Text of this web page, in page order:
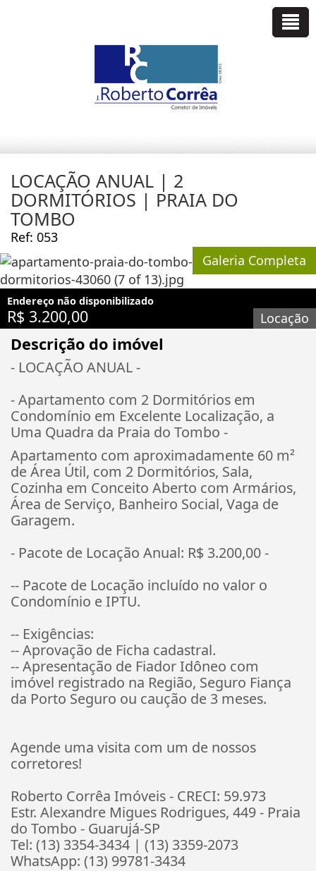
LOCAÇÃO ANUAL | 2
DORMITÓRIOS | PRAIA DO
TOMBO
Ref: 053
Galeria Completa
Endereço não disponibilizado
R$ 3.200,00 Locação
Descrição do imóvel
- LOCAÇÃO ANUAL -
- Apartamento com 2 Dormitórios em
Condomínio em Excelente Localização, a
Uma Quadra da Praia do Tombo -
Apartamento com aproximadamente 60 m²
de Área Útil, com 2 Dormitórios, Sala,
Cozinha em Conceito Aberto com Armários,
Área de Serviço, Banheiro Social, Vaga de
Garagem.
- Pacote de Locação Anual: R$ 3.200,00 -
-- Pacote de Locação incluído no valor o
Condomínio e IPTU.
-- Exigências:
-- Aprovação de Ficha cadastral.
-- Apresentação de Fiador Idôneo com
imóvel registrado na Região, Seguro Fiança
da Porto Seguro ou caução de 3 meses.
Agende uma visita com um de nossos
corretores!
Roberto Corrêa Imóveis - CRECI: 59.973
Estr. Alexandre Migues Rodrigues, 449 - Praia
do Tombo - Guarujá-SP
Tel: (13) 3354-3434 | (13) 3359-2073
WhatsApp: (13) 99781-3434